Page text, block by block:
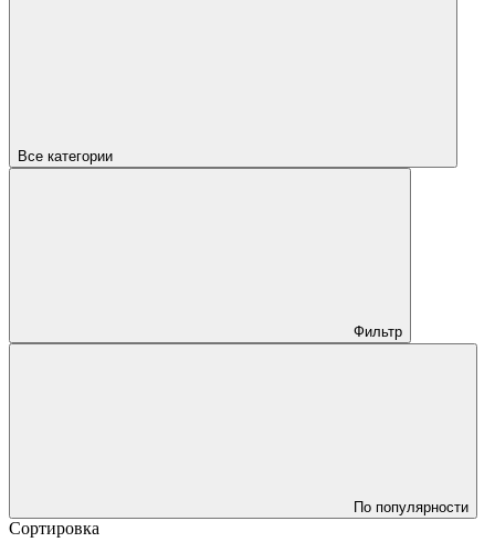
Все категории
Фильтр
По популярности
Сортировка